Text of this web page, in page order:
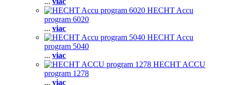
HECHT Accu
program 6020
... viac
HECHT Accu
program 5040
... viac
HECHT ACCU
program 1278
... viac